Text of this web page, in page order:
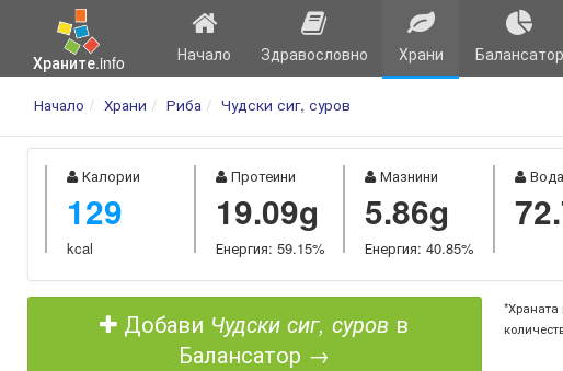
Храните.info Начало Здравословно Храни Балансатор
Начало Храни Риба Чудски сиг, суров
Калории
129
kcal
Протеини
19.09g
Енергия: 59.15%
Мазнини
5.86g
Енергия: 40.85%
Добави Чудски сиг, суров в
Балансатор →